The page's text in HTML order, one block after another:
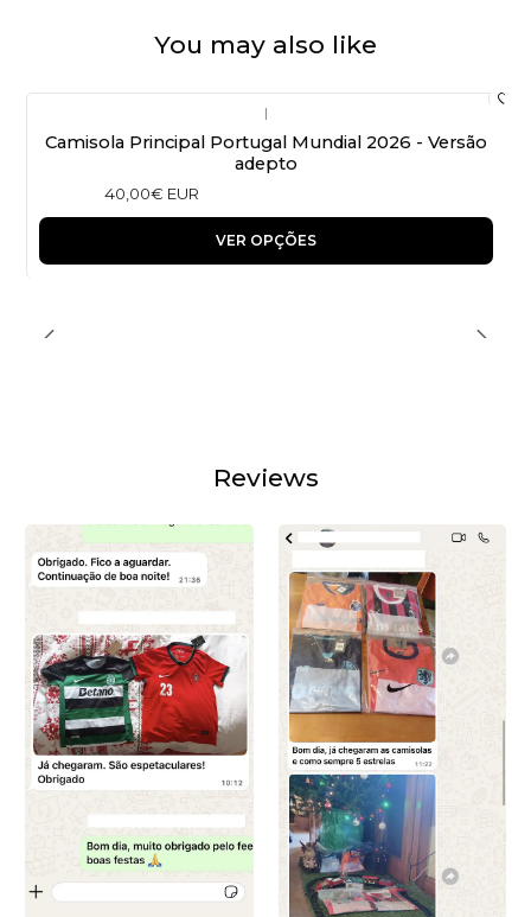
You may also like
|
Camisola Principal Portugal Mundial 2026 - Versão
adepto
40,00€ EUR
VER OPÇÕES
Reviews